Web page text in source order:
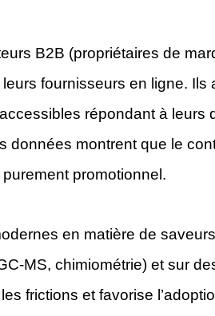
B2B (propriétaires de
fournisseurs en ligne. Ils
répondant à leurs
données montrent que le
promotionnel.
en matière de
MS, chimiométrie) et sur
frictions et favorise